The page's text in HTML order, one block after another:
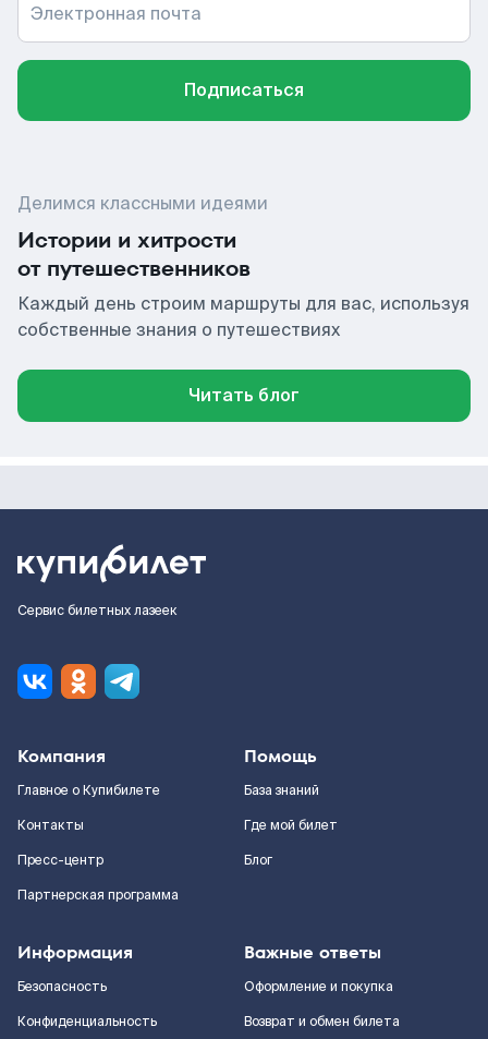
Электронная почта
Подписаться
Делимся классными идеями
Истории и хитрости
от путешественников
Каждый день строим маршруты для вас, используя
собственные знания о путешествиях
Читать блог
Сервис билетных лазеек
Компания
Главное о Купибилете
Контакты
Пресс-центр
Партнерская программа
Помощь
База знаний
Где мой билет
Блог
Информация
Безопасность
Конфиденциальность
Важные ответы
Оформление и покупка
Возврат и обмен билета